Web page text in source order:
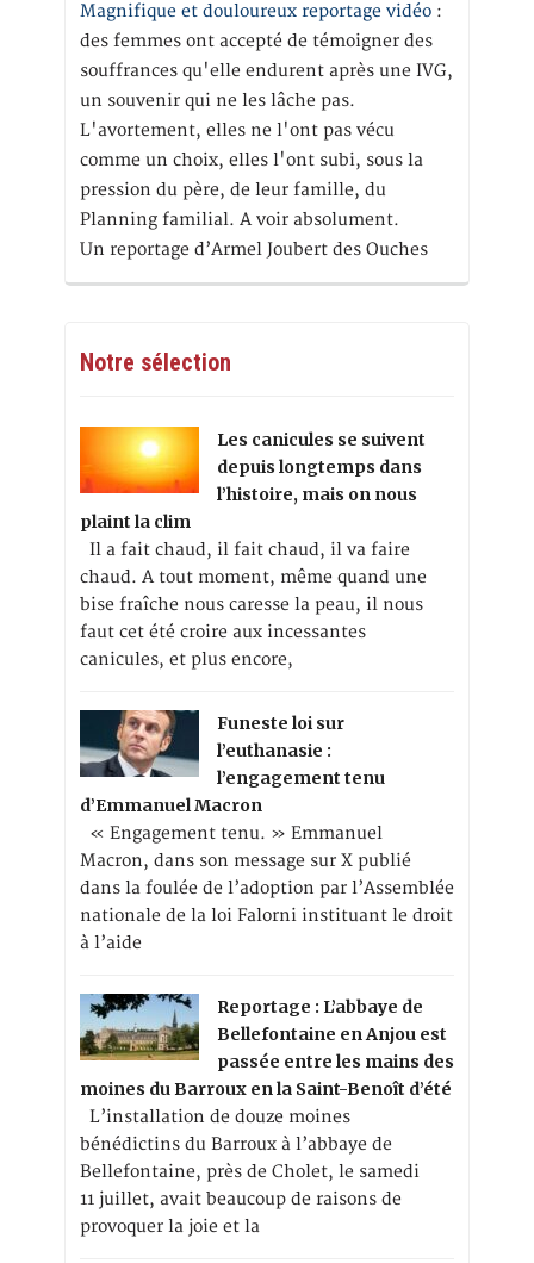
Magnifique et douloureux reportage vidéo :
des femmes ont accepté de témoigner des
souffrances qu'elle endurent après une IVG,
un souvenir qui ne les lâche pas.
L'avortement, elles ne l'ont pas vécu
comme un choix, elles l'ont subi, sous la
pression du père, de leur famille, du
Planning familial. A voir absolument.
Un reportage d’Armel Joubert des Ouches
Notre sélection
Les canicules se suivent
depuis longtemps dans
l’histoire, mais on nous
plaint la clim
Il a fait chaud, il fait chaud, il va faire
chaud. A tout moment, même quand une
bise fraîche nous caresse la peau, il nous
faut cet été croire aux incessantes
canicules, et plus encore,
Funeste loi sur
l’euthanasie :
l’engagement tenu
d’Emmanuel Macron
« Engagement tenu. » Emmanuel
Macron, dans son message sur X publié
dans la foulée de l’adoption par l’Assemblée
nationale de la loi Falorni instituant le droit
à l’aide
Reportage : L’abbaye de
Bellefontaine en Anjou est
passée entre les mains des
moines du Barroux en la Saint-Benoît d’été
L’installation de douze moines
bénédictins du Barroux à l’abbaye de
Bellefontaine, près de Cholet, le samedi
11 juillet, avait beaucoup de raisons de
provoquer la joie et la